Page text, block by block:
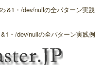
・/dev/nullの全パターン実践
・/dev/nullの全パターン実践例